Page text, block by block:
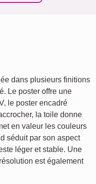
dans plusieurs finitions
Le poster offre une
le poster encadré
la toile donne
en valeur les couleurs
séduit par son aspect
léger et stable. Une
est également